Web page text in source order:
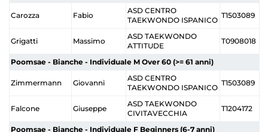
Carozza Fabio
ASD CENTRO
TAEKWONDO ISPANICO
T1503089
Grigatti Massimo
ASD TAEKWONDO
ATTITUDE
T0908018
Poomsae - Bianche - Individuale M Over 60 (>= 61 anni)
Zimmermann Giovanni
ASD CENTRO
TAEKWONDO ISPANICO
T1503089
Falcone Giuseppe
ASD TAEKWONDO
CIVITAVECCHIA
T1204172
Poomsae - Bianche - Individuale F Beginners (6-7 anni)